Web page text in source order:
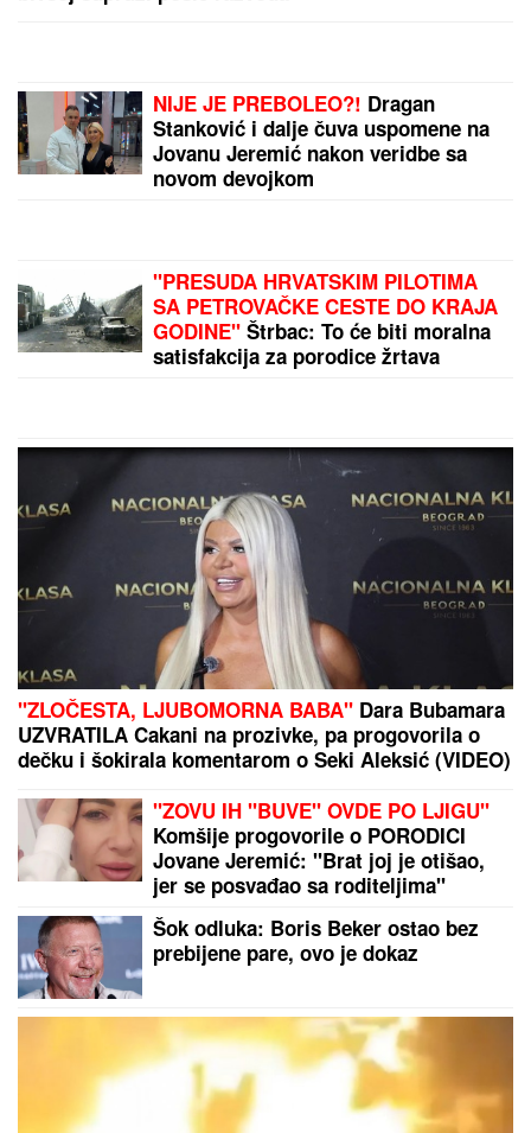
Revolucija u kontroli sna: Flaster se
zalepi na lice, podstiče REM fazu i
prati moždanu aktivnost
OD SAOBRAĆAJNICE DO ZELENE OAZE SA
KAFIĆIMA I VIDIKOVCIMA:Novi most na Savi
promeniće lice Beograda i postati atraktivni javni
prostor
"MEČPRIJATELjSTVA": Održan šahovski duel
između Srbije i Republike Srpske